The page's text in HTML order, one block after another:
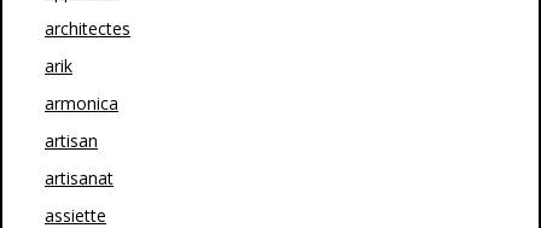
architectes
arik
armonica
artisan
artisanat
assiette